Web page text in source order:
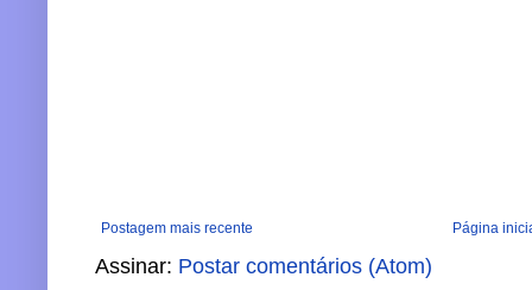
Postagem mais recente Página
Assinar: Postar comentários (Atom)